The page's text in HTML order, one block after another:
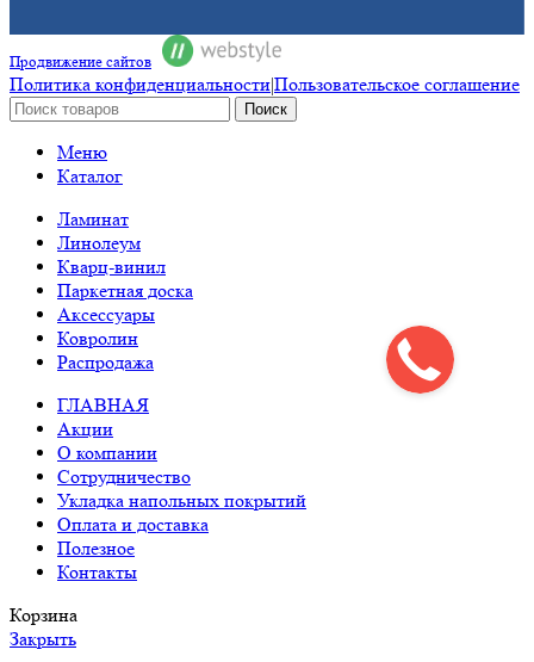
Продвижение сайтов
Политика конфиденциальности|Пользовательское соглашение
Поиск
Меню
Каталог
Ламинат
Линолеум
Кварц-винил
Паркетная доска
Аксессуары
Ковролин
Распродажа
ГЛАВНАЯ
Акции
О компании
Сотрудничество
Укладка напольных покрытий
Оплата и доставка
Полезное
Контакты
Корзина
Закрыть